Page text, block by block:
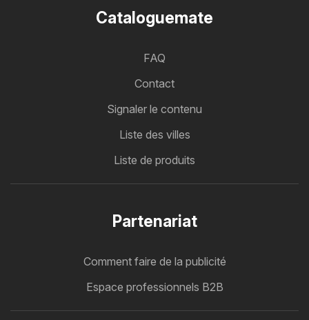
Cataloguemate
FAQ
Contact
Signaler le contenu
Liste des villes
Liste de produits
Partenariat
Comment faire de la publicité
Espace professionnels B2B